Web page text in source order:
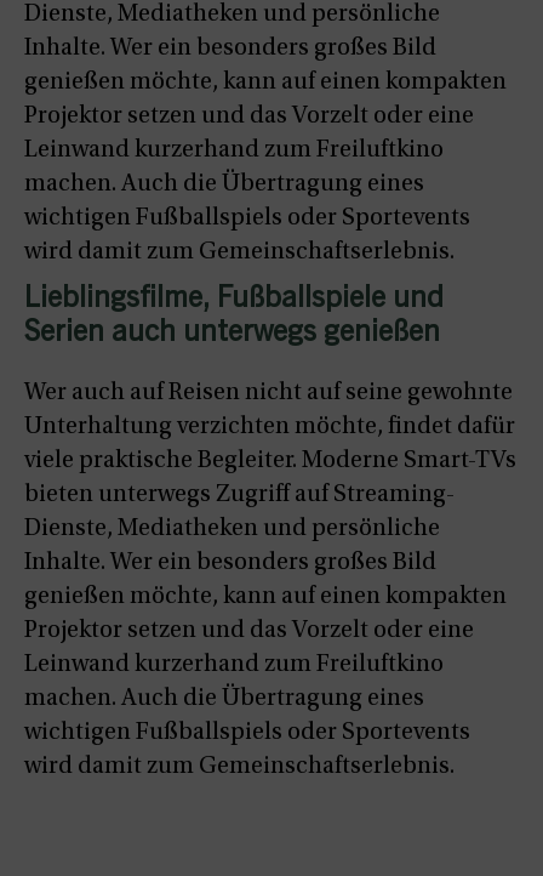
Dienste, Mediatheken und persönliche
Inhalte. Wer ein besonders großes Bild
genießen möchte, kann auf einen kompakten
Projektor setzen und das Vorzelt oder eine
Leinwand kurzerhand zum Freiluftkino
machen. Auch die Übertragung eines
wichtigen Fußballspiels oder Sportevents
wird damit zum Gemeinschaftserlebnis.
Lieblingsfilme, Fußballspiele und
Serien auch unterwegs genießen
Wer auch auf Reisen nicht auf seine gewohnte
Unterhaltung verzichten möchte, findet dafür
viele praktische Begleiter. Moderne Smart-TVs
bieten unterwegs Zugriff auf Streaming-
Dienste, Mediatheken und persönliche
Inhalte. Wer ein besonders großes Bild
genießen möchte, kann auf einen kompakten
Projektor setzen und das Vorzelt oder eine
Leinwand kurzerhand zum Freiluftkino
machen. Auch die Übertragung eines
wichtigen Fußballspiels oder Sportevents
wird damit zum Gemeinschaftserlebnis.